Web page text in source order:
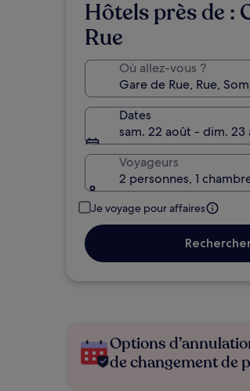
Hôtels près de :
Rue
Où allez-vous ?
Dates
sam. 22 août - dim. 23
Voyageurs
2 personnes, 1
Je voyage pour affaires
Options
de changement de